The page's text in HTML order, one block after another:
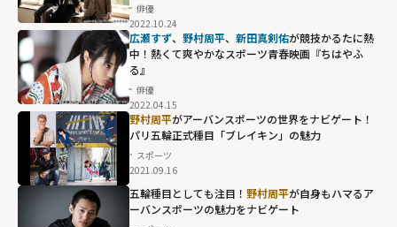
俳優
2022.10.24
広瀬すず、 野村周平、 新田真剣佑が競技かるたに熱
中！熱くて爽やかなスポーツ青春映画『ちはやふ
る』
俳優
2022.04.15
野村周平がアーバンスポーツの世界をナビゲート！
パリ五輪正式種目「ブレイキン」の魅力
スポーツ
2021.09.16
五輪種目としても注目！ 野村周平が自身もハマるア
ーバンスポーツの魅力をナビゲート